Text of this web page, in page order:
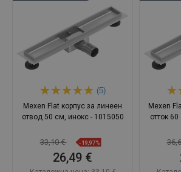
(5)
Mexen Flat корпус за линеен
отвод 50 см, инокс - 1015050
33,10 € -19,97%
26,49 €
Mexen
отток